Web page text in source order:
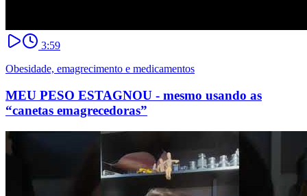
3:59
Obesidade, emagrecimento e medicamentos
MEU PESO ESTAGNOU - mesmo usando as
“canetas emagrecedoras”